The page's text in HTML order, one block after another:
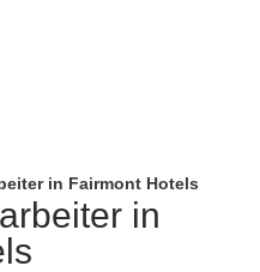
in Fairmont Hotels
in